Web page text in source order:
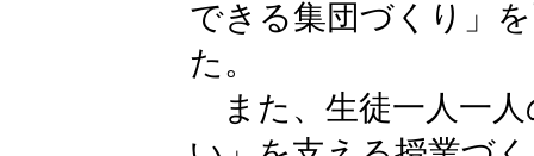
できる集団づくり」
た。
また、生徒一人一